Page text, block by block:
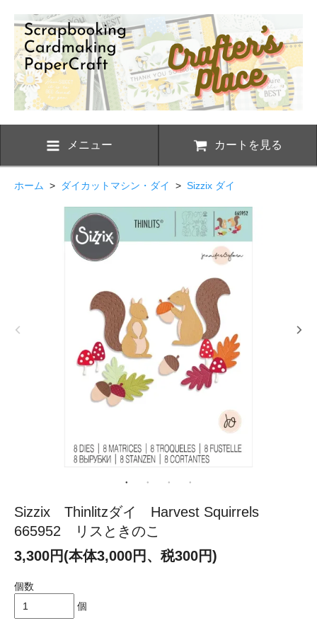
メニュー カートを見る
ホーム > ダイカットマシン・ダイ > Sizzix ダイ
Sizzix Thinlitzダイ Harvest Squirrels
665952 リスときのこ
3,300円(本体3,000円、税300円)
個数
個